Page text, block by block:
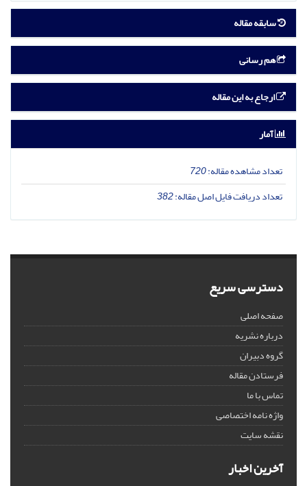
سابقه مقاله
هم رسانی
ارجاع به این مقاله
آمار
تعداد مشاهده مقاله:720
تعداد دریافت فایل اصل مقاله:382
دسترسی سریع
صفحه اصلی
درباره نشریه
گروه دبیران
فرستادن مقاله
تماس با ما
واژه نامه اختصاصی
نقشه سایت
آخرین اخبار